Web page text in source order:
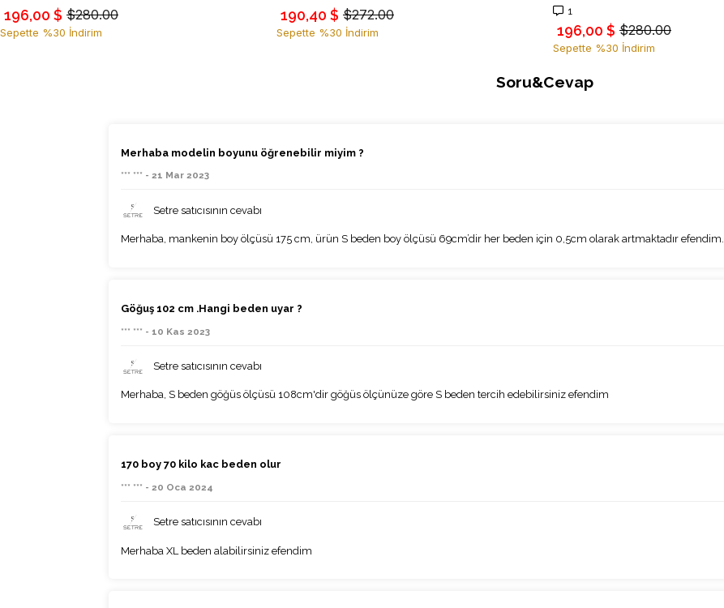
$280.00
196,00 $
Sepette %30 İndirim
$272.00
190,40 $
Sepette %30 İndirim
1
$280.00
196,00 $
Sepette %30 İndirim
Soru&Cevap
Merhaba modelin boyunu öğrenebilir miyim ?
*** *** - 21 Mar 2023
Setre satıcısının cevabı
Merhaba, mankenin boy ölçüsü 175 cm, ürün S beden boy ölçüsü 69cm’dir her beden için 0,5cm olarak artmaktadır efendim.
Göğuş 102 cm .Hangi beden uyar ?
*** *** - 10 Kas 2023
Setre satıcısının cevabı
Merhaba, S beden göğüs ölçüsü 108cm'dir göğüs ölçünüze göre S beden tercih edebilirsiniz efendim
170 boy 70 kilo kac beden olur
*** *** - 20 Oca 2024
Setre satıcısının cevabı
Merhaba XL beden alabilirsiniz efendim